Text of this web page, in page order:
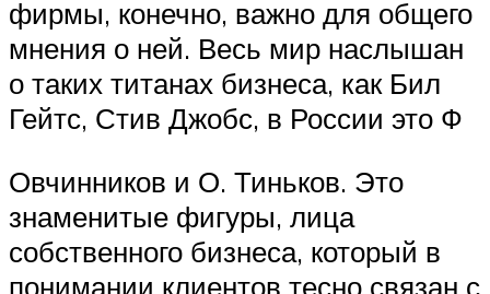
фирмы, конечно, важно для общего
мнения о ней. Весь мир наслышан
о таких титанах бизнеса, как Бил
Гейтс, Стив Джобс, в России это Ф
Овчинников и О. Тиньков. Это
знаменитые фигуры, лица
собственного бизнеса, который в
понимании клиентов тесно связан с